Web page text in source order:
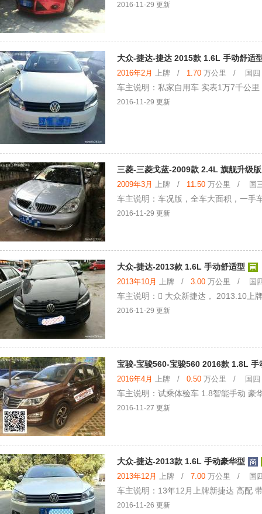
2016-11-29 更新
大众-捷达-捷达 2015款 1.6L 手动舒适
2016年2月 上牌 / 1.70 万公里 / 国四 /
车主说明：私家自用车 实表1万7千公里
2016-11-29 更新
三菱-三菱戈蓝-2009款 2.4L 旗舰升级版
2009年3月 上牌 / 11.50 万公里 / 国三
车主说明：车况版，全车大面积，一手
2016-11-29 更新
大众-捷达-2013款 1.6L 手动舒适型
2013年10月 上牌 / 3.00 万公里 / 国四
车主说明： 大众新捷达， 2013.10上
2016-11-29 更新
宝骏-宝骏560-宝骏560 2016款 1.8L 手
2016年4月 上牌 / 0.50 万公里 / 国四 /
车主说明：试乘体验车 1.8智能手动 豪
2016-11-27 更新
大众-捷达-2013款 1.6L 手动豪华型
2013年12月 上牌 / 7.00 万公里 / 国四
车主说明：13年12月上牌新捷达 高配
2016-11-26 更新